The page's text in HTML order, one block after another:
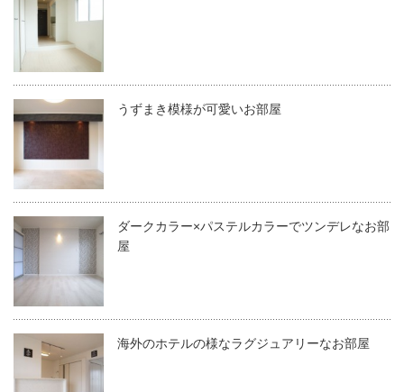
うずまき模様が可愛いお部屋
ダークカラー×パステルカラーでツンデレなお部
屋
海外のホテルの様なラグジュアリーなお部屋